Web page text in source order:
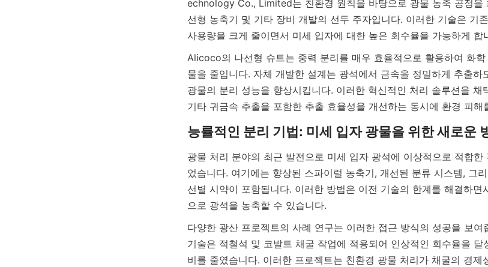
echnology Co., Limited는 친환경 원칙을 바탕으로 광물 농축 공정을
선형 농축기 및 기타 장비 개발의 선두 주자입니다. 이러한 기술은 기
Alicoco의 나선형 슈트는 중력 분리를 매우 효율적으로 활용하여 화
물을 줄입니다. 자체 개발한 설계는 광석에서 금속을 정밀하게 추출하
광물의 분리 성능을 향상시킵니다. 이러한 혁신적인 처리 솔루션을 채
기타 귀금속 추출을 포함한 추출 효율성을 개선하는 동시에 환경 피해
광물 처리 분야의 최근 발전으로 미세 입자 광석에 이상적으로 적합한
었습니다. 여기에는 향상된 스파이럴 농축기, 개선된 분류 시스템, 그
선별 시약이 포함됩니다. 이러한 방법은 이전 기술의 한계를 해결하면
다양한 광산 프로젝트의 사례 연구는 이러한 접근 방식의 성공을 보여
기술은 적철석 및 코발트 채굴 작업에 적용되어 인상적인 회수율을 달
비를 줄였습니다. 이러한 프로젝트는 친환경 광물 처리가 채굴의 경제